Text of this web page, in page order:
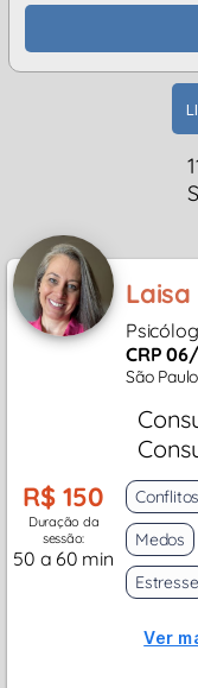
Laisa
CRP
São Paulo
R$ 150
Duração da
sessão:
50 a 60 min
Medos
Estresse
Ver